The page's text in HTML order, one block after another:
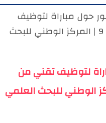
حول مباراة لتوظيف
تقني من الدرجة الثالثة - سلم 9 | المركز الوطني للبحث
لتوظيف تقني من
- سلم 9 | المركز الوطني للبحث العلمي